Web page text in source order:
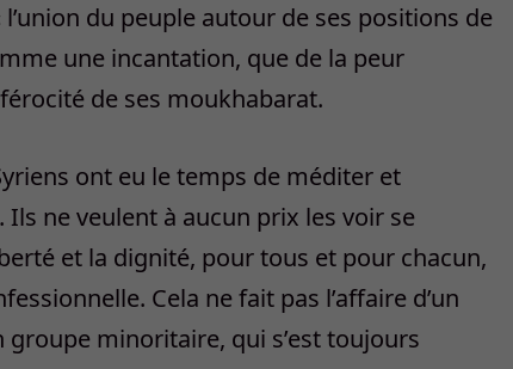
du peuple autour de ses positions de
une incantation, que de la peur
de ses moukhabarat.
ont eu le temps de méditer et
Ils ne veulent à aucun prix les voir se
et la dignité, pour tous et pour chacun,
Cela ne fait pas l’affaire d’un
minoritaire, qui s’est toujours